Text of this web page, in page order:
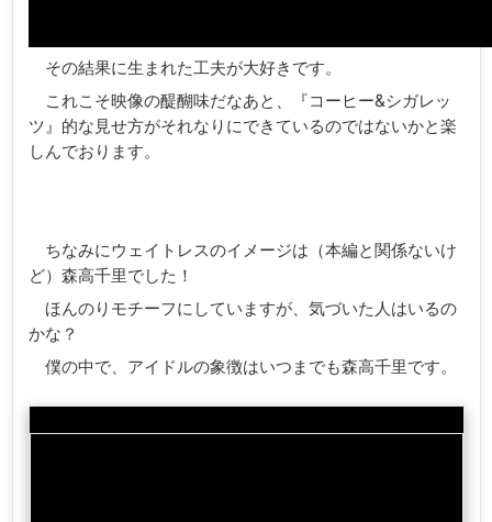
その結果に生まれた工夫が大好きです。
これこそ映像の醍醐味だなあと、『コーヒー&シガレッ
ツ』的な見せ方がそれなりにできているのではないかと楽
しんでおります。
ちなみにウェイトレスのイメージは（本編と関係ないけ
ど）森高千里でした！
ほんのりモチーフにしていますが、気づいた人はいるの
かな？
僕の中で、アイドルの象徴はいつまでも森高千里です。